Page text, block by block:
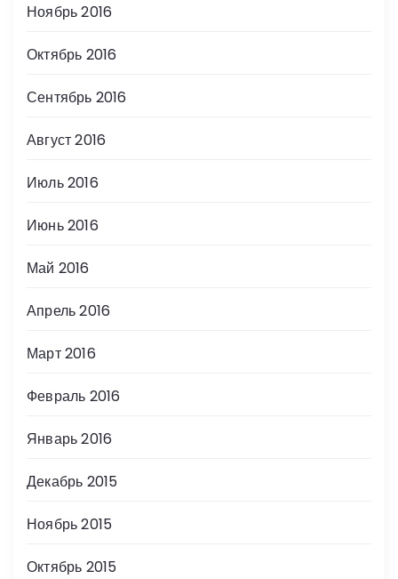
Ноябрь 2016
Октябрь 2016
Сентябрь 2016
Август 2016
Июль 2016
Июнь 2016
Май 2016
Апрель 2016
Март 2016
Февраль 2016
Январь 2016
Декабрь 2015
Ноябрь 2015
Октябрь 2015